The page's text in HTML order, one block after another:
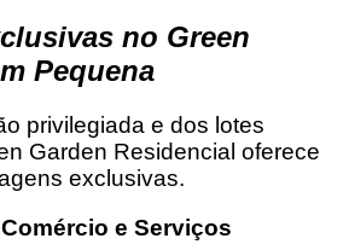
no Green
Pequena
privilegiada e dos lotes
Garden Residencial oferece
exclusivas.
e Serviços